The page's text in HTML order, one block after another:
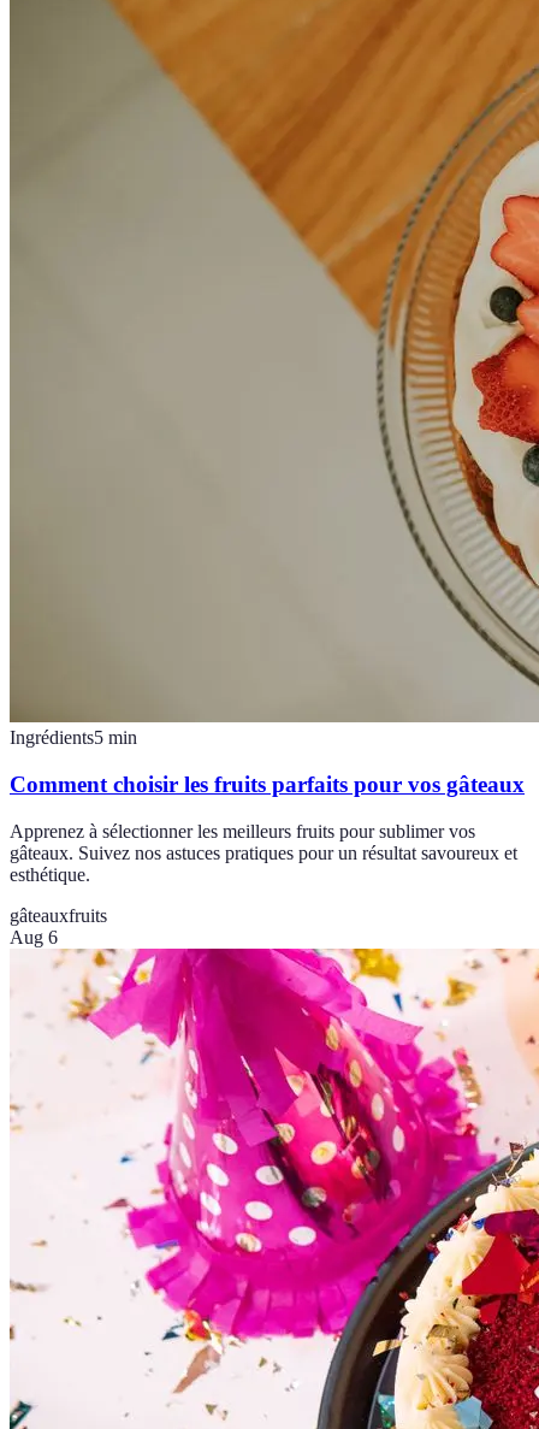
Ingrédients5 min
Comment choisir les fruits parfaits pour vos gâteaux
Apprenez à sélectionner les meilleurs fruits pour sublimer vos
gâteaux. Suivez nos astuces pratiques pour un résultat savoureux et
esthétique.
gâteauxfruits
Aug 6